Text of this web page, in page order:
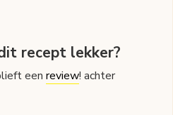
recept lekker?
eenreview! achter